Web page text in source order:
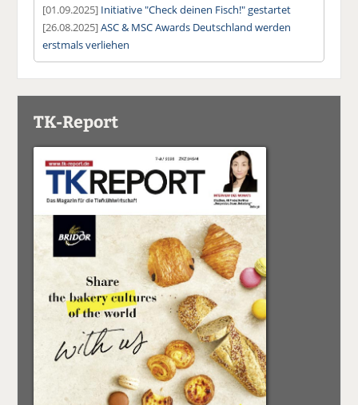
[01.09.2025] Initiative "Check deinen Fisch!" gestartet
[26.08.2025]ASC & MSC Awards Deutschland werden
erstmals verliehen
TK-Report